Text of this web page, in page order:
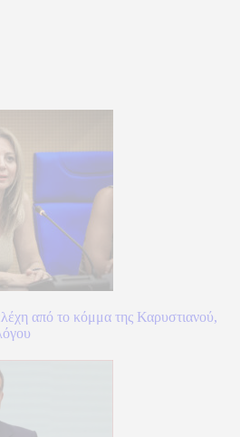
από το κόμμα της Καρυστιανού,